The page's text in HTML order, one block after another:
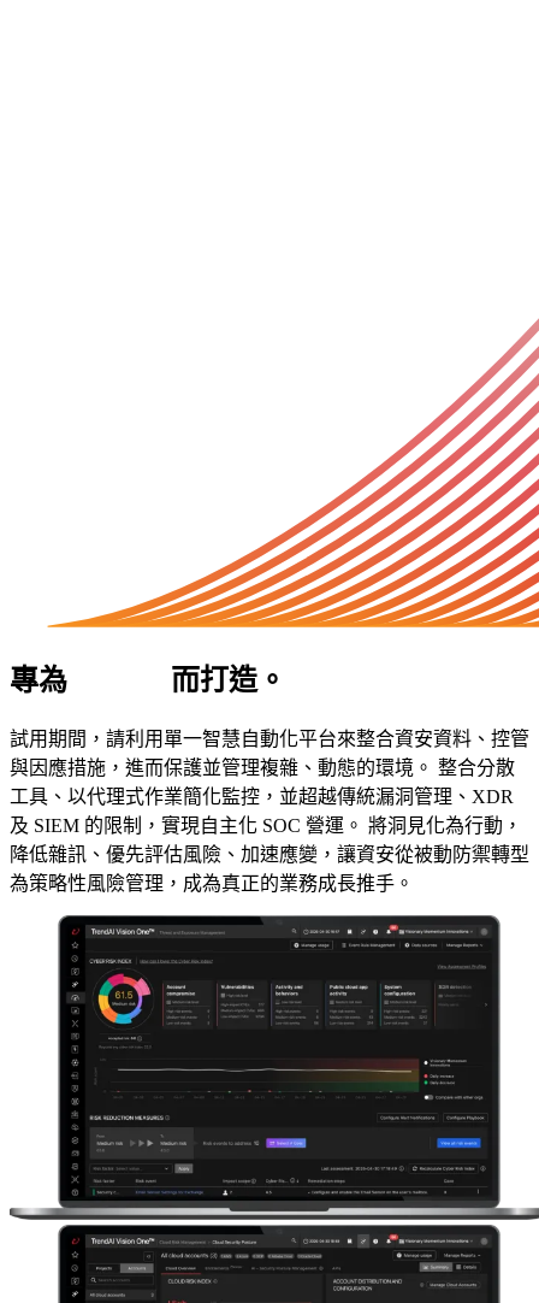
專為 而打造。
試用期間，請利用單一智慧自動化平台來整合資安資料、控管
與因應措施，進而保護並管理複雜、動態的環境。 整合分散
工具、以代理式作業簡化監控，並超越傳統漏洞管理、XDR
及 SIEM 的限制，實現自主化 SOC 營運。 將洞見化為行動，
降低雜訊、優先評估風險、加速應變，讓資安從被動防禦轉型
為策略性風險管理，成為真正的業務成長推手。